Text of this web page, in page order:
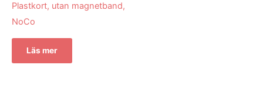
Plastkort, utan magnetband,
NoCo
Läs mer